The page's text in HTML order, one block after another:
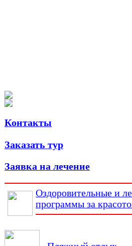
Контакты
Заказать тур
Заявка на лечение
Оздоровительные и
программы за